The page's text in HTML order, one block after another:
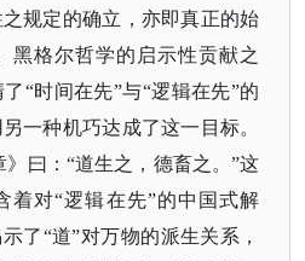
规定的确立，亦即真正的始
黑格尔哲学的启示性贡献之
“时间在先”与“逻辑在先”的
一种机巧达成了这一目标。
》曰：“道生之，德畜之。”这
着对“逻辑在先”的中国式解
了“道”对万物的派生关系，